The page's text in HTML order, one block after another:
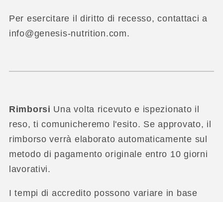
Per esercitare il diritto di recesso, contattaci a
info@genesis-nutrition.com.
Rimborsi Una volta ricevuto e ispezionato il
reso, ti comunicheremo l'esito. Se approvato, il
rimborso verrà elaborato automaticamente sul
metodo di pagamento originale entro 10 giorni
lavorativi.
I tempi di accredito possono variare in base